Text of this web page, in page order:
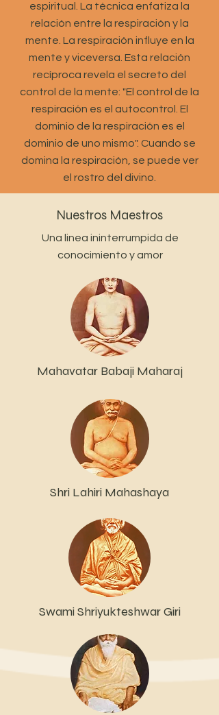
espiritual. La técnica enfatiza la
relación entre la respiración y la
mente. La respiración influye en la
mente y viceversa. Esta relación
recíproca revela el secreto del
control de la mente: "El control de la
respiración es el autocontrol. El
dominio de la respiración es el
dominio de uno mismo". Cuando se
domina la respiración, se puede ver
el rostro del divino.
Nuestros Maestros
Una linea ininterrumpida de
conocimiento y amor
Mahavatar Babaji Maharaj
Shri Lahiri Mahashaya
Swami Shriyukteshwar Giri